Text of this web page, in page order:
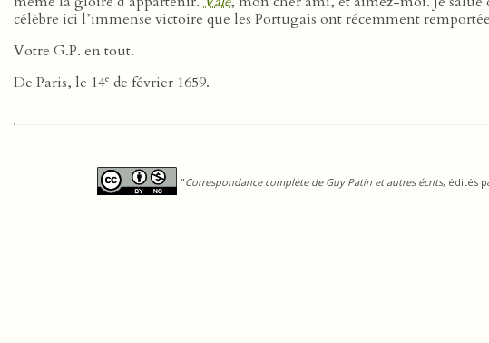
célèbre ici l’immense victoire que les Portugais ont récemment
Votre G.P. en tout.
De Paris, le 14e de février 1659.
"Correspondance complète de Guy Patin et autres écrits, édités